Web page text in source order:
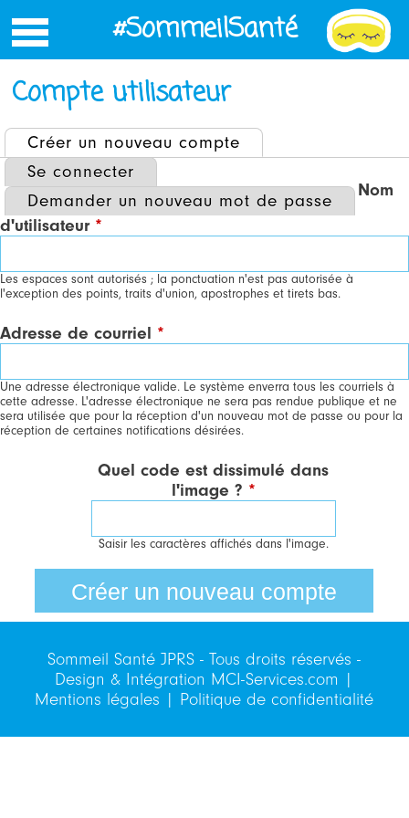
to
navigation
#SommeilSanté
Compte utilisateur
ONGLETS
PRINCIPAUX
Créer un nouveau compte
Se connecter
Demander un nouveau mot de passe
Nom
d'utilisateur *
Les espaces sont autorisés ; la ponctuation n'est pas autorisée à
l'exception des points, traits d'union, apostrophes et tirets bas.
Adresse de courriel *
Une adresse électronique valide. Le système enverra tous les courriels à
cette adresse. L'adresse électronique ne sera pas rendue publique et ne
sera utilisée que pour la réception d'un nouveau mot de passe ou pour la
réception de certaines notifications désirées.
Quel code est dissimulé dans
l'image ? *
Saisir les caractères affichés dans l'image.
Sommeil Santé JPRS - Tous droits réservés -
Design & Intégration MCI-Services.com |
Mentions légales | Politique de confidentialité